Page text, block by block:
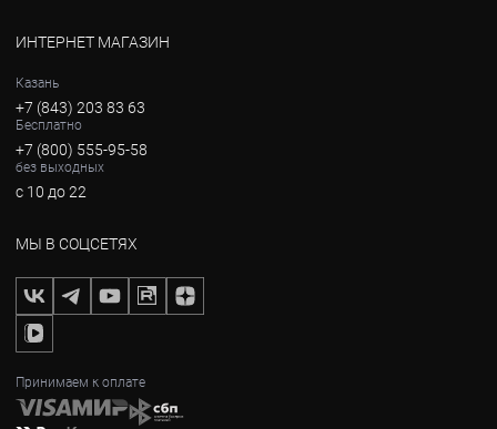
ИНТЕРНЕТ МАГАЗИН
Казань
+7 (843) 203 83 63
Бесплатно
+7 (800) 555-95-58
без выходных
с 10 до 22
МЫ В СОЦСЕТЯХ
Принимаем к оплате